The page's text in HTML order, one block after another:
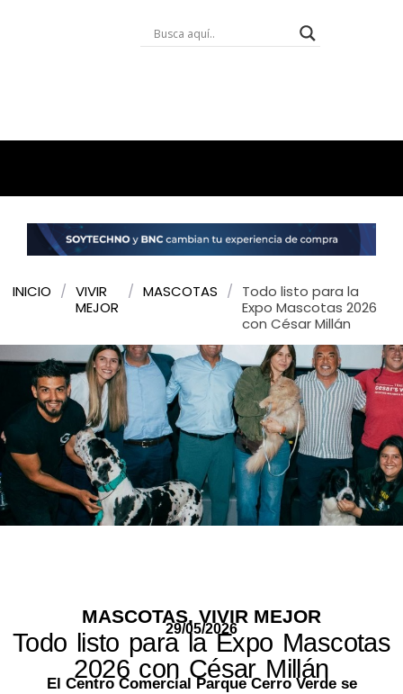
INICIO / VIVIR
MEJOR
/ MASCOTAS / Todo listo para la
Expo Mascotas 2026
con César Millán
MASCOTAS, VIVIR MEJOR
29/05/2026
Todo listo para la Expo Mascotas
2026 con César Millán
El Centro Comercial Parque Cerro Verde se